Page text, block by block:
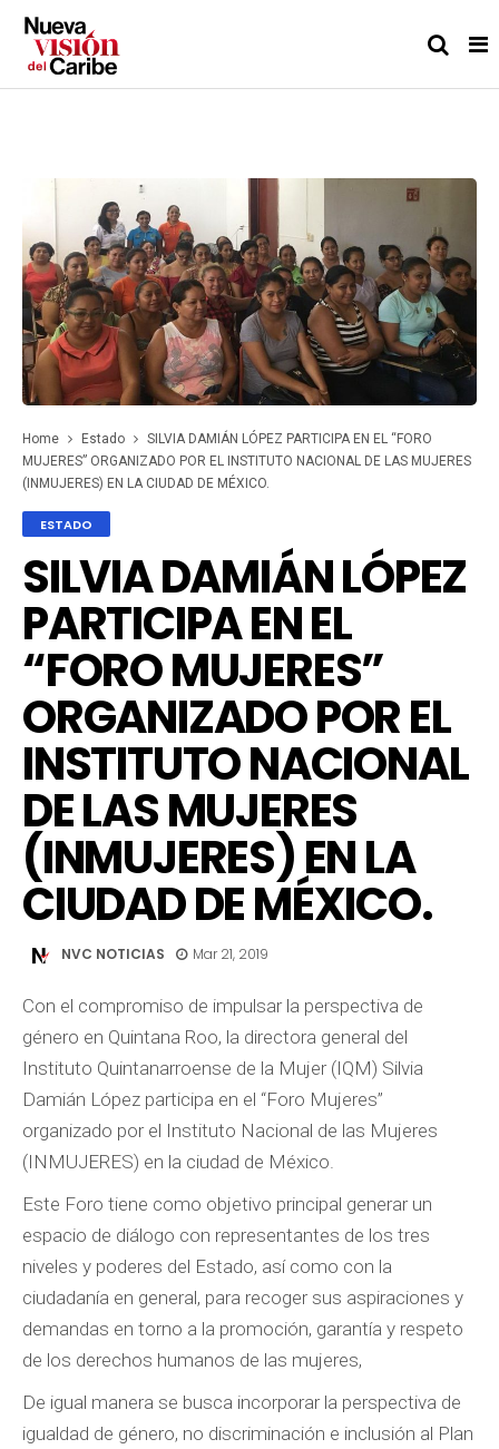
Home Estado
SILVIA DAMIÁN LÓPEZ PARTICIPA EN EL “FORO
MUJERES” ORGANIZADO POR EL INSTITUTO NACIONAL DE LAS MUJERES
(INMUJERES) EN LA CIUDAD DE MÉXICO.
ESTADO
SILVIA DAMIÁN LÓPEZ
PARTICIPA EN EL
“FORO MUJERES”
ORGANIZADO POR EL
INSTITUTO NACIONAL
DE LAS MUJERES
(INMUJERES) EN LA
CIUDAD DE MÉXICO.
NVC NOTICIAS Mar 21, 2019
Con el compromiso de impulsar la perspectiva de
género en Quintana Roo, la directora general del
Instituto Quintanarroense de la Mujer (IQM) Silvia
Damián López participa en el “Foro Mujeres”
organizado por el Instituto Nacional de las Mujeres
(INMUJERES) en la ciudad de México.
Este Foro tiene como objetivo principal generar un
espacio de diálogo con representantes de los tres
niveles y poderes del Estado, así como con la
ciudadanía en general, para recoger sus aspiraciones y
demandas en torno a la promoción, garantía y respeto
de los derechos humanos de las mujeres,
De igual manera se busca incorporar la perspectiva de
igualdad de género, no discriminación e inclusión al Plan